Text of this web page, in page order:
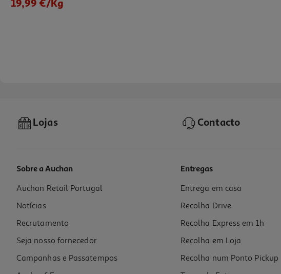
Queijo Haute Fromagerie Esquirou Dop Kg
Quant. Mínima = 250g (1 un)
40,99 €/Kg
Lojas Contacto
Sobre a Auchan
Auchan Retail Portugal
Notícias
Recrutamento
Seja nosso fornecedor
Campanhas e Passatempos
Entregas
Entrega em casa
Recolha Drive
Recolha Express em 1h
Recolha em Loja
Recolha num Ponto Pickup